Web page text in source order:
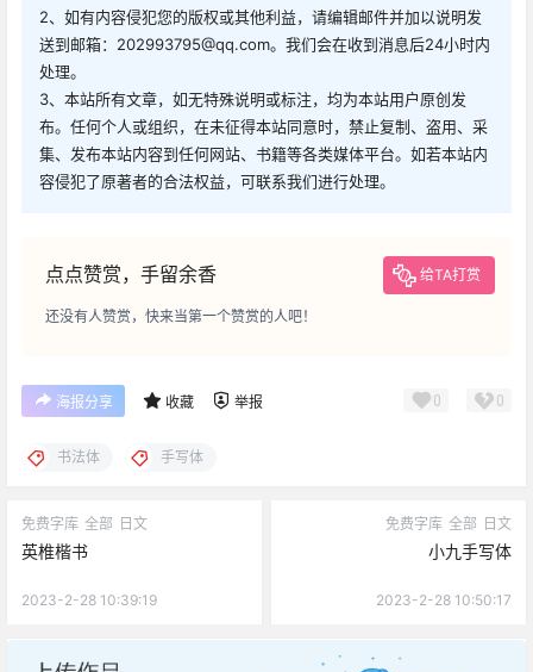
2、如有内容侵犯您的版权或其他利益，请编辑邮件并加以说明发
送到邮箱：202993795@qq.com。我们会在收到消息后24小时内
处理。
3、本站所有文章，如无特殊说明或标注，均为本站用户原创发
布。任何个人或组织，在未征得本站同意时，禁止复制、盗用、采
集、发布本站内容到任何网站、书籍等各类媒体平台。如若本站内
容侵犯了原著者的合法权益，可联系我们进行处理。
点点赞赏，手留余香 给TA打赏
还没有人赞赏，快来当第一个赞赏的人吧！
海报分享 收藏 举报 0 0
书法体 手写体
免费字库 全部 日文
英椎楷书
2023-2-28 10:39:19
免费字库 全部 日文
小九手写体
2023-2-28 10:50:17